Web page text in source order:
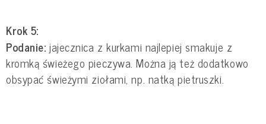
Krok 5:
Podanie: jajecznica z kurkami najlepiej smakuje z
kromką świeżego pieczywa. Można ją też dodatkowo
obsypać świeżymi ziołami, np. natką pietruszki.